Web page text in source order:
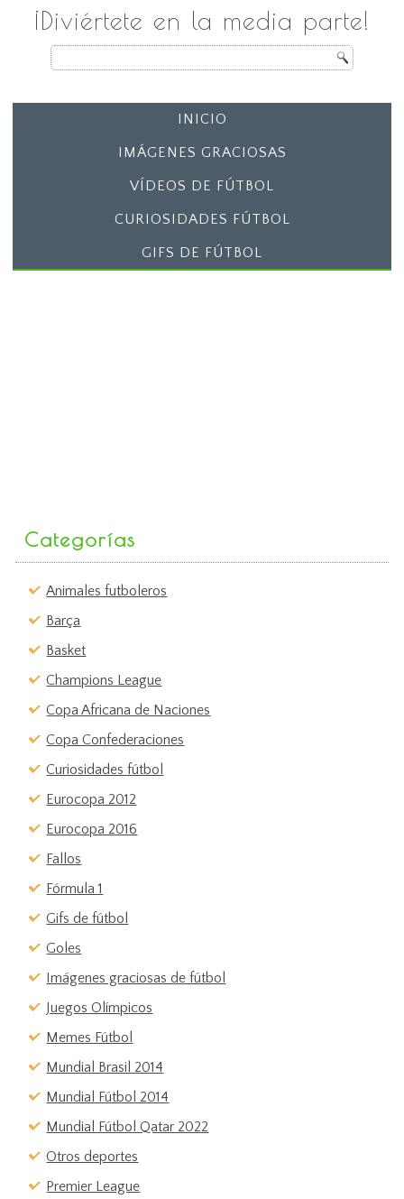
¡Diviértete en la media parte!
INICIO
IMÁGENES GRACIOSAS
VÍDEOS DE FÚTBOL
CURIOSIDADES FÚTBOL
GIFS DE FÚTBOL
Categorías
Animales futboleros
Barça
Basket
Champions League
Copa Africana de Naciones
Copa Confederaciones
Curiosidades fútbol
Eurocopa 2012
Eurocopa 2016
Fallos
Fórmula 1
Gifs de fútbol
Goles
Imágenes graciosas de fútbol
Juegos Olímpicos
Memes Fútbol
Mundial Brasil 2014
Mundial Fútbol 2014
Mundial Fútbol Qatar 2022
Otros deportes
Premier League